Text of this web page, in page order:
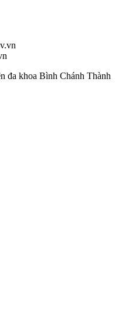
đa khoa Bình Chánh Thành